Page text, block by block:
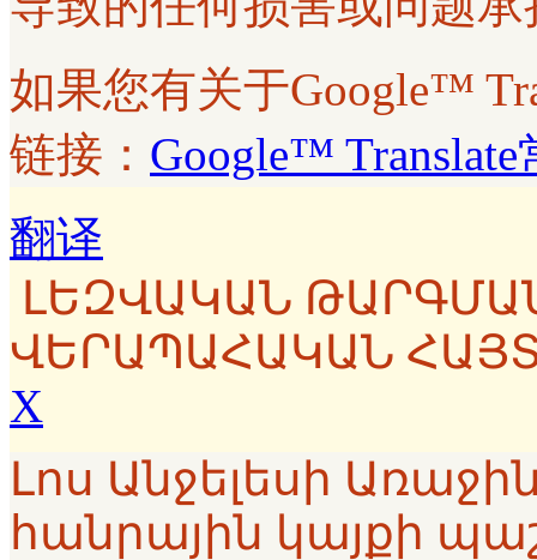
如果您有关于Google™
链接： Google™
翻译
ԼԵԶՎԱԿԱՆ
ՎԵՐԱՊԱՀԱԿԱՆ
X
Լոս Անջելեսի
հանրային կայքի